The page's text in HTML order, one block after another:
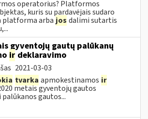
operatorius? Platformos
kuris su pardavėjais sudaro
platforma arba jos dalimi sutartis
gyventojų gautų palūkanų
ir deklaravimo
2021-03-03
tvarka apmokestinamos ir
metais gyventojų gautos
palūkanos gautos...